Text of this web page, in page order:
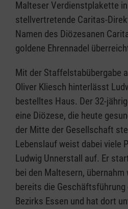
Malteser Verdienstplakette
stellvertretende Caritas-
Namen des Diözesanen
goldene Ehrennadel
Mit der Staffelstabübergabe
Oliver Kliesch hinterlässt
bestelltes Haus. Der 32-
eine Diözese, die heute
der Mitte der Gesellschaft
Lebenslauf weist dabei viele
Ludwig Unnerstall auf. Er
bei den Maltesern,
bereits die Geschäftsführung
Bezirks Essen und hat dort